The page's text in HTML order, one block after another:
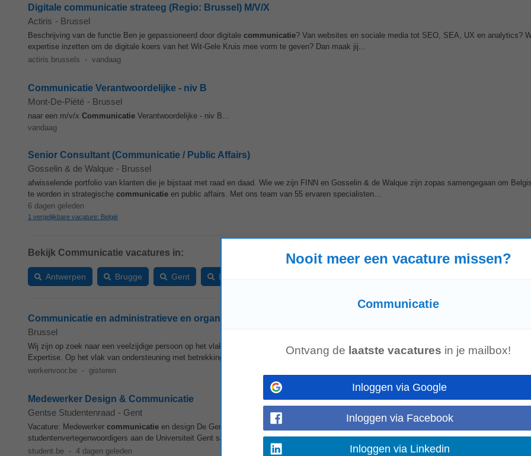
Digitale communicatie strateeg (Regio: Brussel) M/V/X
Actiris - Brussel
Beschrijving van de functie Ben je gepassioneerd door digitale communicatie? Van websites en sociale media tot SEO, SEA, UX en analytics?
expertise inzetten om de digitale koers van het Wit-Gele Kruis mee vorm te geven? Dan maak jij...
actiris.brussels - vandaag
Communicatie Verantwoordelijke - niv B
Mont-De-Piété - Brussel
naar een m/v/x Communicatie Verantwoordelijke - niv B...
vandaag
Senior Consultant (Communicatie / Public Affairs)
Gosselin & de Walque - Brussel
afwisselende portfolio van klanten die je bijstaat met raad en daad. Wie we zijn FINN en Gosselin & de Walque zijn zopas samengegaan om
te worden in strategische communicatie en public affairs. Met ons team van 55 ervaren specialisten...
6 dagen geleden
1 vergelijkbare vacature: België
Bekijk Communicatie vacatures in:
Antwerpen Brugge Gent Leuven
Communicatie en administratieve en organisatorische ondersteuner voor DG Juridische Expertise...
Brussel
Wij zijn op zoek naar een veelzijdige persoon op het vlak van communicatieen organisatorische en administratieve ondersteuning voor de DG
Expertise. Op het vlak van ondersteuning met betrekking tot de
werkenvoor.be - gisteren
Medewerker Design & Communicatie
Gentse Studentenraad - Gent
Vacature: Medewerker communicatie en design De Gentse Studentenraad is de centrale studentenraad van de Universiteit Gent. Het is het
studentenvertegenwoordigers aan de Universiteit Gent samenbrengt, waaronder de rechtstreeks...
student.be - 4 dagen geleden
Nooit meer een vacature missen?
Communicatie
Ontvang de laatste vacatures in je mailbox!
Inloggen via Google
Inloggen via Facebook
Inloggen via Linkedin